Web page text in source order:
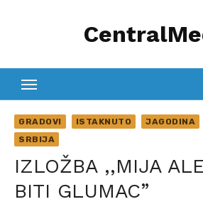
GRADOVI ISTAKNUTO JAGODINA
SRBIJA
IZLOŽBA ,,MIJA
BITI GLUMAC”